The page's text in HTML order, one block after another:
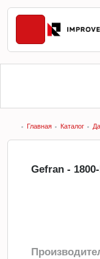
Главная Каталог
Gefran -